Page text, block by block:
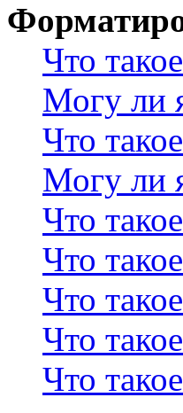
Что
Могу ли
Что
Могу ли
Что
Что
Что
Что
Что